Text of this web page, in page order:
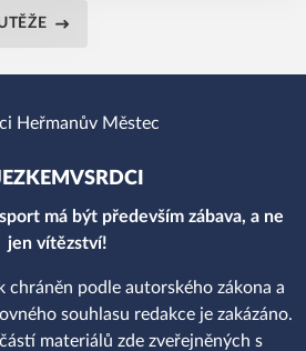
má být především zábava, a ne
jen vítězství!
chráněn podle autorského zákona a
souhlasu redakce je zakázáno.
materiálů zde zveřejněných s